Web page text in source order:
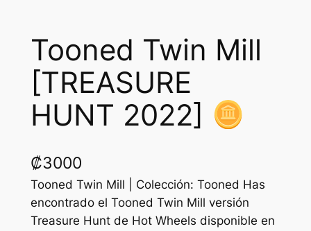
Tooned Twin Mill
[TREASURE
HUNT 2022]
₡3000
Tooned Twin Mill | Colección: Tooned Has
encontrado el Tooned Twin Mill versión
Treasure Hunt de Hot Wheels disponible en